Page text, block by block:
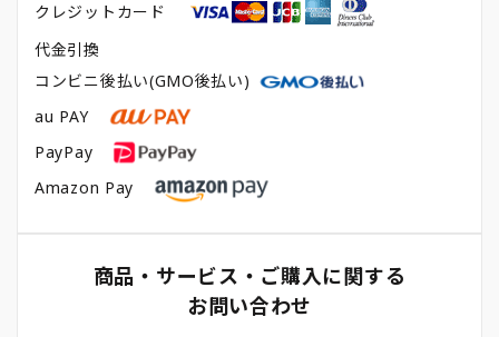
クレジットカード
代金引換
コンビニ後払い(GMO後払い)
au PAY
PayPay
Amazon Pay
商品・サービス・ご購入に関する
お問い合わせ